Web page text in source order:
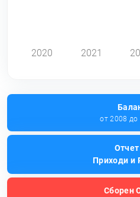
2020 2021
от 2008 до
Отчет
Приходи и
Сборен